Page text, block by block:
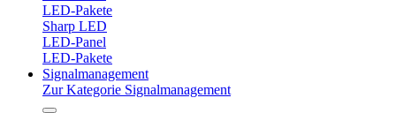
LED-Pakete
Sharp LED
LED-Panel
LED-Pakete
Signalmanagement
Zur Kategorie Signalmanagement